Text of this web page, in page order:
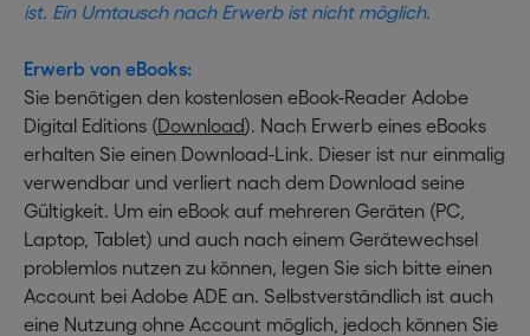
ist. Ein Umtausch nach Erwerb ist nicht möglich.
Erwerb von eBooks:
Sie benötigen den kostenlosen eBook-Reader Adobe
Digital Editions (Download). Nach Erwerb eines eBooks
erhalten Sie einen Download-Link. Dieser ist nur einmalig
verwendbar und verliert nach dem Download seine
Gültigkeit. Um ein eBook auf mehreren Geräten (PC,
Laptop, Tablet) und auch nach einem Gerätewechsel
problemlos nutzen zu können, legen Sie sich bitte einen
Account bei Adobe ADE an. Selbstverständlich ist auch
eine Nutzung ohne Account möglich, jedoch können Sie